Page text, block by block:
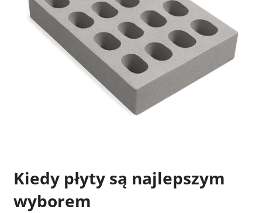
Kiedy płyty są najlepszym
wyborem